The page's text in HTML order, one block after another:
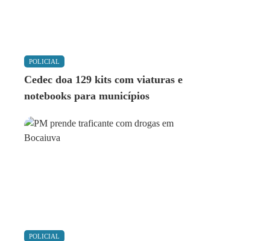
POLICIAL
Cedec doa 129 kits com viaturas e
notebooks para municípios
POLICIAL